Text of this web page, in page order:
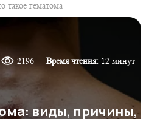
такое гематома
2196 Время чтения: 12 минут
виды, причины,